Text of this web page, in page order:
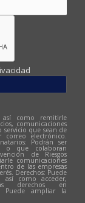
así como remitirle
comunicaciones
que sean de
electrónico.
Podrán ser
o que colaboran
de Riesgos
comunicaciones
de las empresas
Derechos: Puede
como acceder,
derechos en
Puede ampliar la